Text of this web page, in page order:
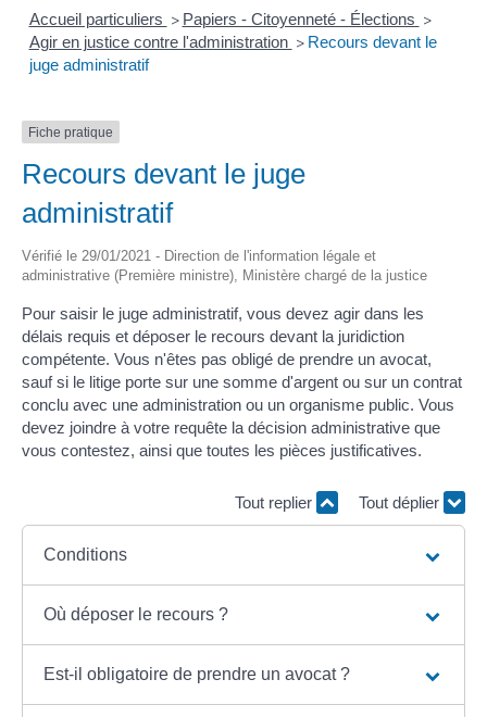
Accueil particuliers > Papiers - Citoyenneté - Élections >
Agir en justice contre l'administration > Recours devant le
juge administratif
Fiche pratique
Recours devant le juge
administratif
Vérifié le 29/01/2021 - Direction de l'information légale et
administrative (Première ministre), Ministère chargé de la justice
Pour saisir le juge administratif, vous devez agir dans les
délais requis et déposer le recours devant la juridiction
compétente. Vous n'êtes pas obligé de prendre un avocat,
sauf si le litige porte sur une somme d'argent ou sur un contrat
conclu avec une administration ou un organisme public. Vous
devez joindre à votre requête la décision administrative que
vous contestez, ainsi que toutes les pièces justificatives.
Tout replier Tout déplier
Conditions
Où déposer le recours ?
Est-il obligatoire de prendre un avocat ?